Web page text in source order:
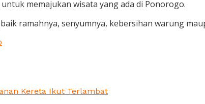
memajukan wisata yang ada di Ponorogo.
ramahnya, senyumnya, kebersihan warung